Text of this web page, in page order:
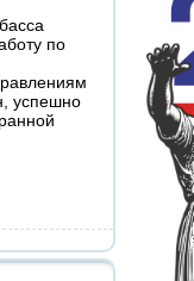
по
успешно